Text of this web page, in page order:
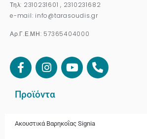
Τηλ: 2310231601 , 2310231682
e-mail: info@tarasoudis.gr
Αρ.Γ.Ε.ΜΗ: 57365404000
Προϊόντα
Ακουστικά Βαρηκοΐας Signia